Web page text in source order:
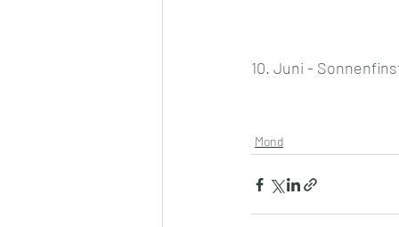
10. Juni -
Mond